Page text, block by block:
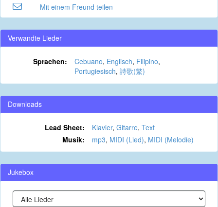
Mit einem Freund teilen
Verwandte Lieder
Sprachen: Cebuano, Englisch, Filipino,
Portugiesisch, 詩歌(繁)
Downloads
Lead Sheet: Klavier, Gitarre, Text
Musik:
mp3, MIDI (Lied), MIDI (Melodie)
Jukebox